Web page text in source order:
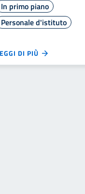
In primo piano
Personale d'istituto
DI PIÙ